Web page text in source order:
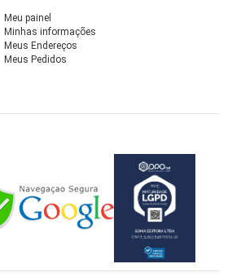
Meu painel
Minhas informações
Meus Endereços
Meus Pedidos